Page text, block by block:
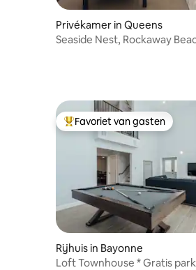
Privékamer in Queens
Seaside Nest, Rockaway
Topfavoriet van gasten
Favoriet van gasten
Rijhuis in Bayonne
Loft Townhouse * Gratis